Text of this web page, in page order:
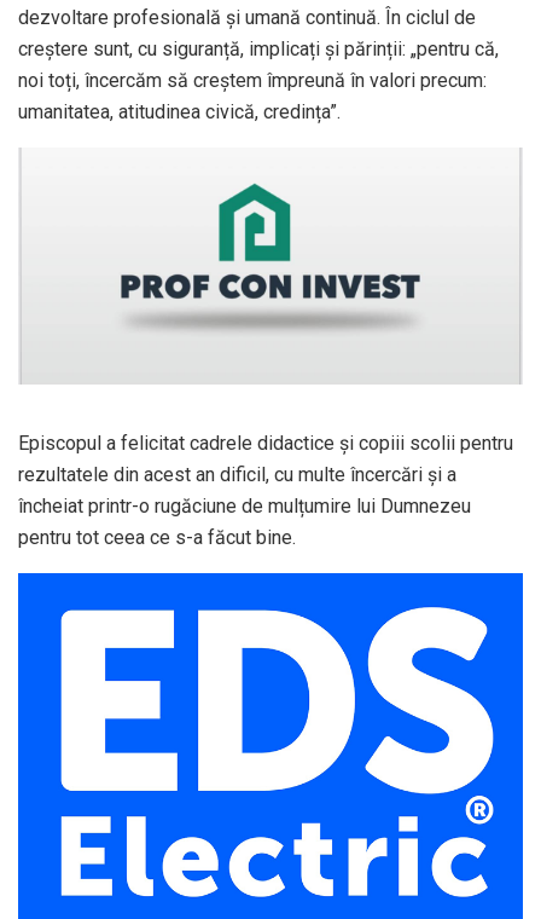
dezvoltare profesională și umană continuă. În ciclul de
creștere sunt, cu siguranță, implicați și părinții: „pentru că,
noi toți, încercăm să creștem împreună în valori precum:
umanitatea, atitudinea civică, credința”.
Episcopul a felicitat cadrele didactice și copiii scolii pentru
rezultatele din acest an dificil, cu multe încercări și a
încheiat printr-o rugăciune de mulțumire lui Dumnezeu
pentru tot ceea ce s-a făcut bine.